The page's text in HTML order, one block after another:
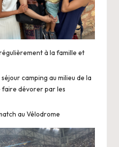
à la famille et
camping au milieu de la
faire dévorer par les
au Vélodrome